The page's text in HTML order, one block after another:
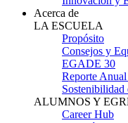
Acerca de
LA ESCUELA
Propósito
Consejos y
EGADE 30
Reporte
Sostenibilidad
ALUMNOS Y
Career Hub